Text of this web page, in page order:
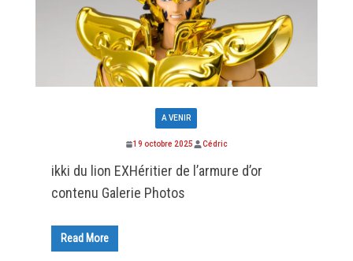
A VENIR
19 octobre 2025 Cédric
ikki du lion EXHéritier de l’armure d’or
contenu Galerie Photos
Read More